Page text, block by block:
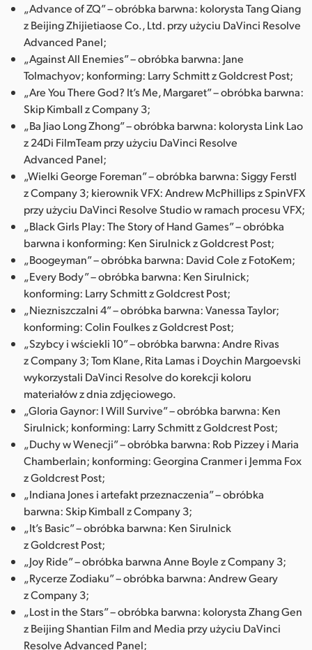
„Advance of ZQ” – obróbka barwna: kolorysta Tang Qiang
z Beijing Zhijietiaose Co., Ltd. przy użyciu DaVinci Resolve
Advanced Panel;
„Against All Enemies” – obróbka barwna: Jane
Tolmachyov; konforming: Larry Schmitt z Goldcrest Post;
„Are You There God? It’s Me, Margaret” – obróbka barwna:
Skip Kimball z Company 3;
„Ba Jiao Long Zhong” – obróbka barwna: kolorysta Link Lao
z 24Di FilmTeam przy użyciu DaVinci Resolve
Advanced Panel;
„Wielki George Foreman” – obróbka barwna: Siggy Ferstl
z Company 3; kierownik VFX: Andrew McPhillips z SpinVFX
przy użyciu DaVinci Resolve Studio w ramach procesu VFX;
„Black Girls Play: The Story of Hand Games” – obróbka
barwna i konforming: Ken Sirulnick z Goldcrest Post;
„Boogeyman” – obróbka barwna: David Cole z FotoKem;
„Every Body” – obróbka barwna: Ken Sirulnick;
konforming: Larry Schmitt z Goldcrest Post;
„Niezniszczalni 4” – obróbka barwna: Vanessa Taylor;
konforming: Colin Foulkes z Goldcrest Post;
„Szybcy i wściekli 10” – obróbka barwna: Andre Rivas
z Company 3; Tom Klane, Rita Lamas i Doychin Margoevski
wykorzystali DaVinci Resolve do korekcji koloru
materiałów z dnia zdjęciowego.
„Gloria Gaynor: I Will Survive” – obróbka barwna: Ken
Sirulnick; konforming: Larry Schmitt z Goldcrest Post;
„Duchy w Wenecji” – obróbka barwna: Rob Pizzey i Maria
Chamberlain; konforming: Georgina Cranmer i Jemma Fox
z Goldcrest Post;
„Indiana Jones i artefakt przeznaczenia” – obróbka
barwna: Skip Kimball z Company 3;
„It’s Basic” – obróbka barwna: Ken Sirulnick
z Goldcrest Post;
„Joy Ride” – obróbka barwna Anne Boyle z Company 3;
„Rycerze Zodiaku” – obróbka barwna: Andrew Geary
z Company 3;
„Lost in the Stars” – obróbka barwna: kolorysta Zhang Gen
z Beijing Shantian Film and Media przy użyciu DaVinci
Resolve Advanced Panel;